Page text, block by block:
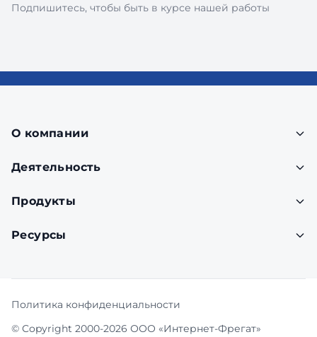
Подпишитесь, чтобы быть в курсе нашей работы
О компании
Деятельность
Продукты
Ресурсы
© Copyright 2000-2026 ООО «Интернет-Фрегат»
Политика конфиденциальности